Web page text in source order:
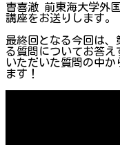
曺喜澈 前東海大学外
講座をお送りします。
最終回となる今回は、
る質問についてお答え
いただいた質問の中
ます！